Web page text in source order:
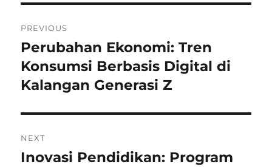
pos
PREVIOUS
Previous
post:
Perubahan Ekonomi: Tren
Konsumsi Berbasis Digital di
Kalangan Generasi Z
NEXT
Next
Inovasi Pendidikan: Program